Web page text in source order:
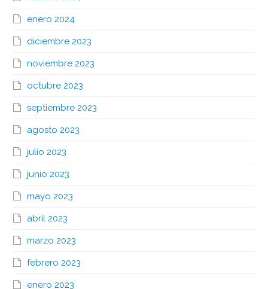
enero 2024
diciembre 2023
noviembre 2023
octubre 2023
septiembre 2023
agosto 2023
julio 2023
junio 2023
mayo 2023
abril 2023
marzo 2023
febrero 2023
enero 2023